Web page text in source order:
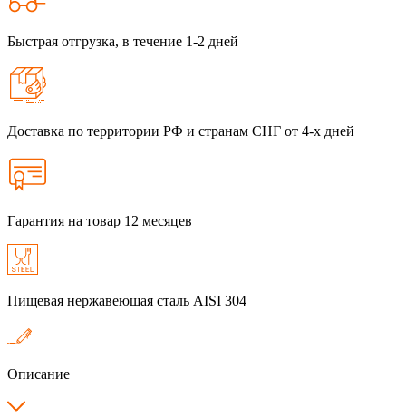
Быстрая отгрузка, в течение 1-2 дней
Доставка по территории РФ и странам СНГ от 4-х дней
Гарантия на товар 12 месяцев
Пищевая нержавеющая сталь AISI 304
Описание